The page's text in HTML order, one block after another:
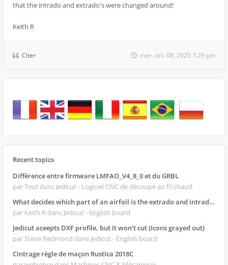
that the intrado and extrado's were changed around!
Keith R
Citer mer. oct. 08, 2025 7:29 pm
Recent topics
Différence entre firmware LMFAO_V4_8_0 et du GRBL
par Tevz dans Jedicut - Logiciel CNC de découpe au fil chaud
What decides which part of an airfoil is the extrado and intrado?
par Keith R dans Jedicut - English board
Jedicut aceepts DXF profile, but It won't cut (Icons grayed out)
par Steve Redmond dans Jedicut - English board
Cintrage règle de maçon Rustica 2018C